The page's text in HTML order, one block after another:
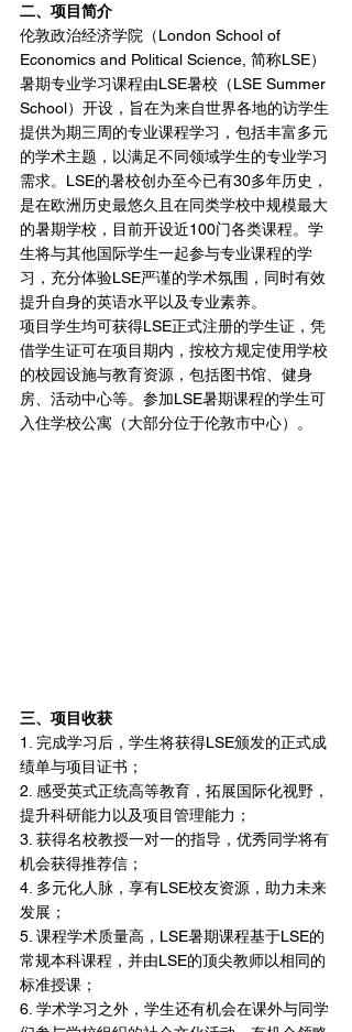
二、项目简介
伦敦政治经济学院（London School of
Economics and Political Science, 简称LSE）
暑期专业学习课程由LSE暑校（LSE Summer
School）开设，旨在为来自世界各地的访学生
提供为期三周的专业课程学习，包括丰富多元
的学术主题，以满足不同领域学生的专业学习
需求。LSE的暑校创办至今已有30多年历史，
是在欧洲历史最悠久且在同类学校中规模最大
的暑期学校，目前开设近100门各类课程。学
生将与其他国际学生一起参与专业课程的学
习，充分体验LSE严谨的学术氛围，同时有效
提升自身的英语水平以及专业素养。
项目学生均可获得LSE正式注册的学生证，凭
借学生证可在项目期内，按校方规定使用学校
的校园设施与教育资源，包括图书馆、健身
房、活动中心等。参加LSE暑期课程的学生可
入住学校公寓（大部分位于伦敦市中心）。
三、项目收获
1. 完成学习后，学生将获得LSE颁发的正式成
绩单与项目证书；
2. 感受英式正统高等教育，拓展国际化视野，
提升科研能力以及项目管理能力；
3. 获得名校教授一对一的指导，优秀同学将有
机会获得推荐信；
4. 多元化人脉，享有LSE校友资源，助力未来
发展；
5. 课程学术质量高，LSE暑期课程基于LSE的
常规本科课程，并由LSE的顶尖教师以相同的
标准授课；
6. 学术学习之外，学生还有机会在课外与同学